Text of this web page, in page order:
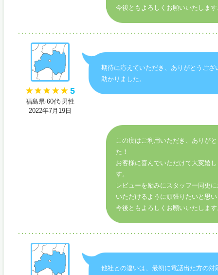
今後ともよろしくお願いいたしま
5
福島県·60代·男性
2022年7月19日
期待に応えていただき、ありがとうござ
助かりました。
この度はご利用いただき、ありが
た！
お客様に喜んでいただけて大変嬉
す。
レビューを励みにスタッフ一同更
いただけるように頑張りたいと思
今後ともよろしくお願いいたしま
他社との違いは、最初に電話出た方の対